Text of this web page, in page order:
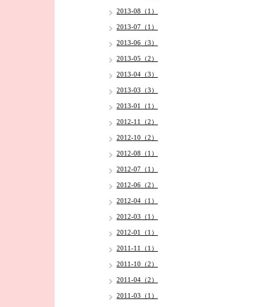
2013-08（1）
2013-07（1）
2013-06（3）
2013-05（2）
2013-04（3）
2013-03（3）
2013-01（1）
2012-11（2）
2012-10（2）
2012-08（1）
2012-07（1）
2012-06（2）
2012-04（1）
2012-03（1）
2012-01（1）
2011-11（1）
2011-10（2）
2011-04（2）
2011-03（1）